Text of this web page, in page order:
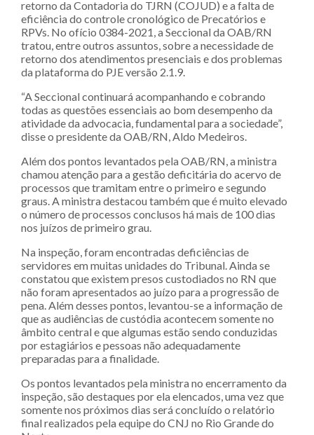
retorno da Contadoria do TJRN (COJUD) e a falta de
eficiência do controle cronológico de Precatórios e
RPVs. No ofício 0384-2021, a Seccional da OAB/RN
tratou, entre outros assuntos, sobre a necessidade de
retorno dos atendimentos presenciais e dos problemas
da plataforma do PJE versão 2.1.9.
“A Seccional continuará acompanhando e cobrando
todas as questões essenciais ao bom desempenho da
atividade da advocacia, fundamental para a sociedade”,
disse o presidente da OAB/RN, Aldo Medeiros.
Além dos pontos levantados pela OAB/RN, a ministra
chamou atenção para a gestão deficitária do acervo de
processos que tramitam entre o primeiro e segundo
graus. A ministra destacou também que é muito elevado
o número de processos conclusos há mais de 100 dias
nos juízos de primeiro grau.
Na inspeção, foram encontradas deficiências de
servidores em muitas unidades do Tribunal. Ainda se
constatou que existem presos custodiados no RN que
não foram apresentados ao juízo para a progressão de
pena. Além desses pontos, levantou-se a informação de
que as audiências de custódia acontecem somente no
âmbito central e que algumas estão sendo conduzidas
por estagiários e pessoas não adequadamente
preparadas para a finalidade.
Os pontos levantados pela ministra no encerramento da
inspeção, são destaques por ela elencados, uma vez que
somente nos próximos dias será concluído o relatório
final realizados pela equipe do CNJ no Rio Grande do